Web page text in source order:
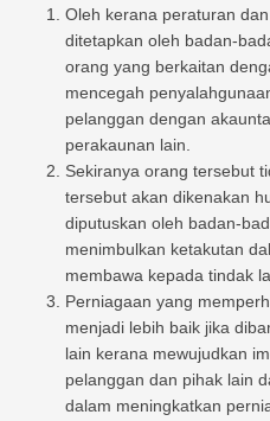
Oleh kerana peraturan
ditetapkan oleh badan-
orang yang berkaitan
mencegah
pelanggan dengan
perakaunan lain.
Sekiranya orang tersebut
tersebut akan dikenakan
diputuskan oleh badan-
menimbulkan ketakutan
membawa kepada tindak
Perniagaan yang
menjadi lebih baik jika
lain kerana mewujudkan
pelanggan dan pihak lain
dalam meningkatkan